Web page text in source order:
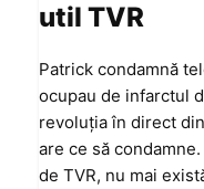
util TVR
Patrick condamnă
ocupau de infarctul
revoluţia în direct
are ce să
de TVR, nu mai